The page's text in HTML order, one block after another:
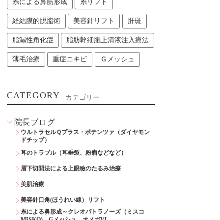
糸による鼻筋形成 糸リフト
経結膜的脱脂術 美容針リフト 肝斑
脂漏性角化症 脂肪幹細胞上清液注入療法
薄毛治療 重症ニキビ Ｇメッシュ
CATEGORY カテゴリー
院長ブログ
ウルトラセルＱプラス・ポテンツァ（ダイヤモン
ドチップ）
耳のトラブル（耳垂裂、粉瘤などなど）
眉下切開法による上眼瞼のたるみ治療
美肌治療
美容針口角(ほうれい線）リフト
糸による鼻形成～クレオパトラノーズ（ミスコ